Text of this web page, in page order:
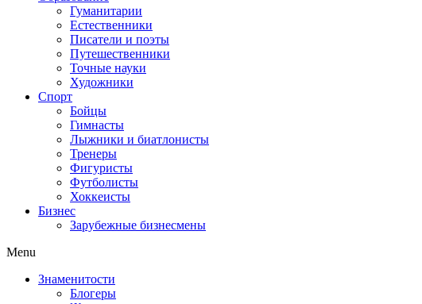
Гуманитарии
Естественники
Писатели и поэты
Путешественники
Точные науки
Художники
Спорт
Бойцы
Гимнасты
Лыжники и биатлонисты
Тренеры
Фигуристы
Футболисты
Хоккеисты
Бизнес
Зарубежные бизнесмены
Menu
Знаменитости
Блогеры